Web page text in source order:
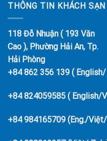
THÔNG TIN KHÁCH SẠN
118 Đỗ Nhuận ( 193 Văn
Cao ), Phường Hải An, Tp.
Hải Phòng
+84 862 356 139 (
+84 824059585 ( English/
+84 984165709 (Eng./